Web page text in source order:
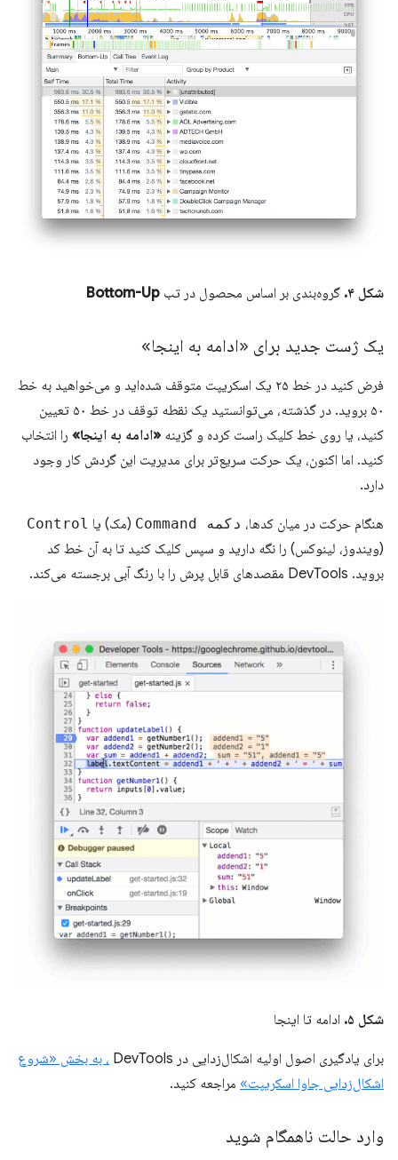
شکل ۴. گروه‌بندی بر اساس محصول در تب Bottom-Up
یک ژست جدید برای «ادامه به اینجا»
فرض کنید در خط ۲۵ یک اسکریپت متوقف شده‌اید و می‌خواهید به خط
۵۰ بروید. در گذشته، می‌توانستید یک نقطه توقف در خط ۵۰ تعیین
کنید، یا روی خط کلیک راست کرده و گزینه «ادامه به اینجا» را انتخاب
کنید. اما اکنون، یک حرکت سریع‌تر برای مدیریت این گردش کار وجود
دارد.
هنگام حرکت در میان کدها، دکمه Command (مک) یا Control
(ویندوز، لینوکس) را نگه دارید و سپس کلیک کنید تا به آن خط کد
بروید. DevTools مقصدهای قابل پرش را با رنگ آبی برجسته می‌کند.
شکل ۵. ادامه تا اینجا
برای یادگیری اصول اولیه اشکال‌زدایی در DevTools
، به بخش «شروع
اشکال‌زدایی جاوا اسکریپت» مراجعه کنید.
وارد حالت ناهمگام شوید